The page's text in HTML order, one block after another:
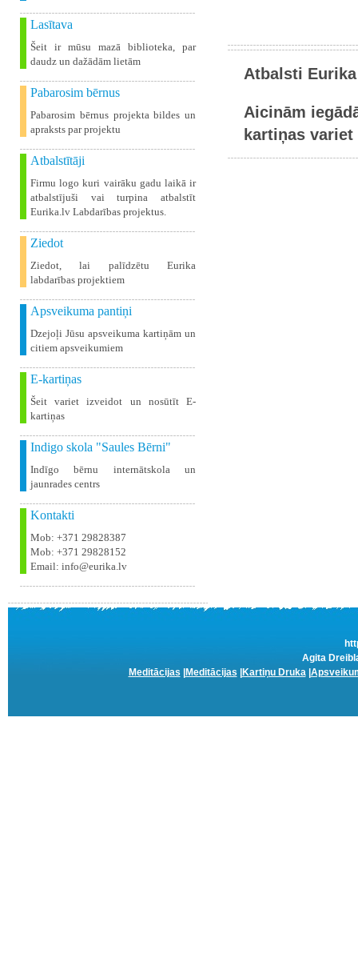
Lasītava
Šeit ir mūsu mazā biblioteka, par
daudz un dažādām lietām
Pabarosim bērnus
Pabarosim bērnus projekta bildes un
apraksts par projektu
Atbalstītāji
Firmu logo kuri vairāku gadu laikā ir
atbalstījuši vai turpina atbalstīt
Eurika.lv Labdarības projektus.
Ziedot
Ziedot, lai palīdzētu Eurika
labdarības projektiem
Apsveikuma pantiņi
Dzejoļi Jūsu apsveikuma kartiņām un
citiem apsveikumiem
E-kartiņas
Šeit variet izveidot un nosūtīt E-
kartiņas
Indigo skola "Saules Bērni"
Indīgo bērnu internātskola un
jaunrades centrs
Kontakti
Mob: +371 29828387
Mob: +371 29828152
Email: info@eurika.lv
Atbalsti
Aicinām
kartiņas variet
Agita
Meditācijas
Meditācijas Kartiņu Druka|